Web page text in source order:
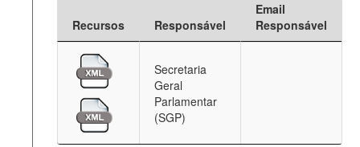
Recursos Responsável
Email
Responsável
Secretaria
Geral
Parlamentar
(SGP)